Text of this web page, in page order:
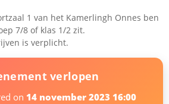
1 van het Kamerlingh Onnes ben
7/8 of klas 1/2 zit.
is verplicht.
verlopen
on 14 november 2023 16:00